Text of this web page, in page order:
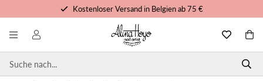
Kostenloser Versand in Belgien ab 75 €
Kostenlose Schulungen und Tutorials
Vor 15 Uhr bestellt, noch heute versandt